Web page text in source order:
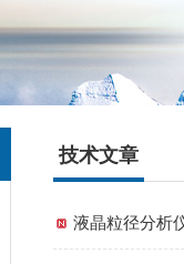
技术文章
液晶粒径分析